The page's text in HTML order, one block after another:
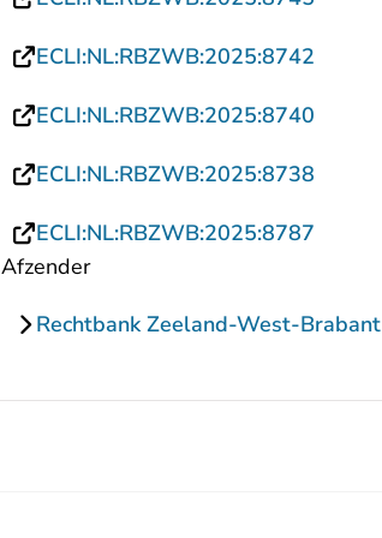
ECLI:NL:RBZWB:2025:8742
ECLI:NL:RBZWB:2025:8740
ECLI:NL:RBZWB:2025:8738
ECLI:NL:RBZWB:2025:8787
Afzender
Rechtbank Zeeland-West-Brabant